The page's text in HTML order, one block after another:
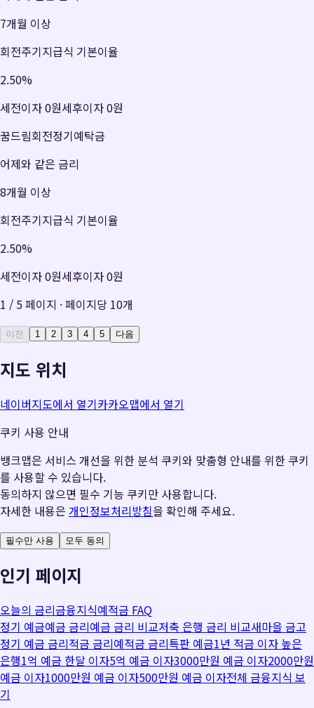
7개월 이상
회전주기지급식 기본이율
2.50%
세전이자0원세후이자0원
꿈드림회전정기예탁금
어제와 같은 금리
8개월 이상
회전주기지급식 기본이율
2.50%
세전이자0원세후이자0원
1 / 5페이지 · 페이지당 10개
이전 1 2 3 4 5 다음
지도 위치
네이버지도에서 열기카카오맵에서 열기
쿠키 사용 안내
뱅크맵은 서비스 개선을 위한 분석 쿠키와 맞춤형 안내를 위한 쿠키
를 사용할 수 있습니다.
동의하지 않으면 필수 기능 쿠키만 사용합니다.
자세한 내용은 개인정보처리방침을 확인해 주세요.
필수만 사용 모두 동의
인기 페이지
오늘의 금리금융지식예적금 FAQ
정기 예금예금 금리예금 금리 비교저축 은행 금리 비교새마을 금고
정기 예금 금리적금 금리예적금 금리특판 예금1년 적금 이자 높은
은행1억 예금 한달 이자5억 예금 이자3000만원 예금 이자2000만원
예금 이자1000만원 예금 이자500만원 예금 이자전체 금융지식 보
기